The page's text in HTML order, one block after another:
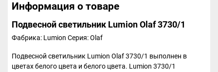
Информация о товаре
Подвесной светильник Lumion Olaf 3730/1
Фабрика: Lumion Серия: Olaf
Подвесной светильник Lumion Olaf 3730/1 выполнен в
цветах белого цвета и белого цвета. Lumion 3730/1